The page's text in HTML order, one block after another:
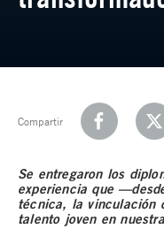
Compartir
Se entregaron los
experiencia que
técnica, la vinculación
talento joven en